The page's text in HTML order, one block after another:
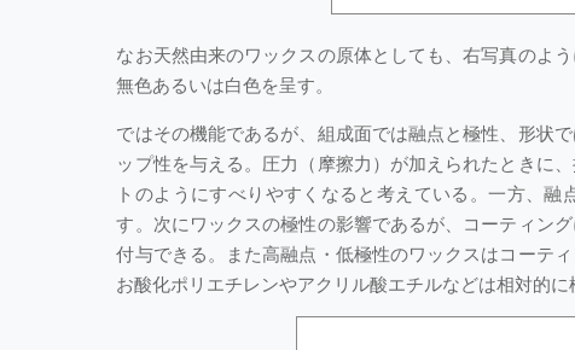
なお天然由来のワックスの原体としても、右写真のよ
無色あるいは白色を呈す。
ではその機能であるが、組成面では融点と極性、形状
ップ性を与える。圧力（摩擦力）が加えられたときに
トのようにすべりやすくなると考えている。一方、
す。次にワックスの極性の影響であるが、コーティン
付与できる。また高融点・低極性のワックスはコーテ
お酸化ポリエチレンやアクリル酸エチルなどは相対的に